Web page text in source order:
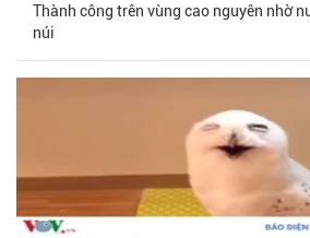
Thành công trên vùng cao nguyên nhờ
núi